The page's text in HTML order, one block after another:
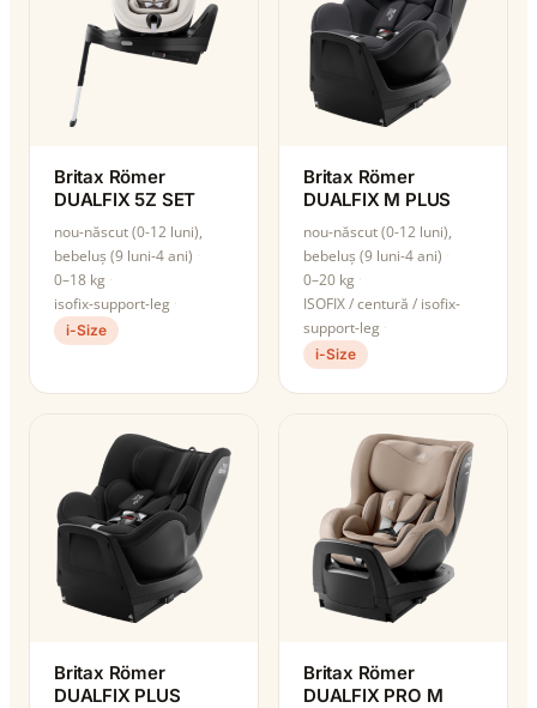
Britax Römer
DUALFIX 5Z SET
nou-născut (0-12 luni),
bebeluș (9 luni-4 ani)
0–18 kg
isofix-support-leg
i-Size
Britax Römer
DUALFIX M PLUS
nou-născut (0-12 luni),
bebeluș (9 luni-4 ani)
0–20 kg
ISOFIX / centură / isofix-
support-leg
i-Size
Britax Römer
DUALFIX PLUS
Britax Römer
DUALFIX PRO M